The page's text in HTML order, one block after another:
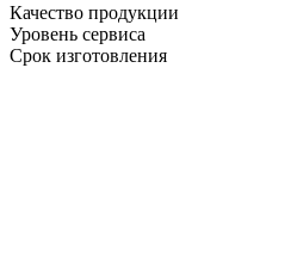
Качество продукции
Уровень сервиса
Срок изготовления